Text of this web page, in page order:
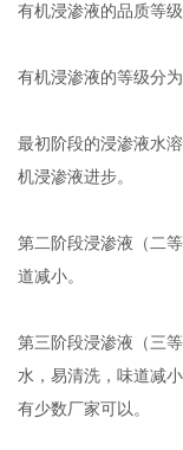
有机浸渗液的品质等级
有机浸渗液的等级分
最初阶段的浸渗液水
机浸渗液进步。
第二阶段浸渗液（二
道减小。
第三阶段浸渗液（三
水，易清洗，味道减
有少数厂家可以。